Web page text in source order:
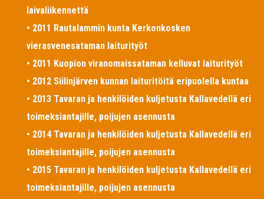
laivaliikennettä
• 2011 Rautalammin kunta Kerkonkosken
vierasvenesataman laiturityöt
• 2011 Kuopion viranomaissataman kelluvat laiturityöt
• 2012 Siilinjärven kunnan laituritöitä eripuolella kuntaa
• 2013 Tavaran ja henkilöiden kuljetusta Kallavedellä eri
toimeksiantajille, poijujen asennusta
• 2014 Tavaran ja henkilöiden kuljetusta Kallavedellä eri
toimeksiantajille, poijujen asennusta
• 2015 Tavaran ja henkilöiden kuljetusta Kallavedellä eri
toimeksiantajille, poijujen asennusta